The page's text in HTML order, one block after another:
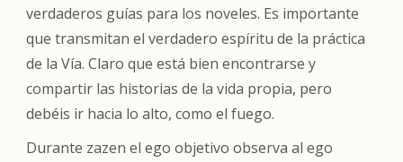
verdaderos guías para los noveles. Es importante
que transmitan el verdadero espíritu de la práctica
de la Vía. Claro que está bien encontrarse y
compartir las historias de la vida propia, pero
debéis ir hacia lo alto, como el fuego.
Durante zazen el ego objetivo observa al ego